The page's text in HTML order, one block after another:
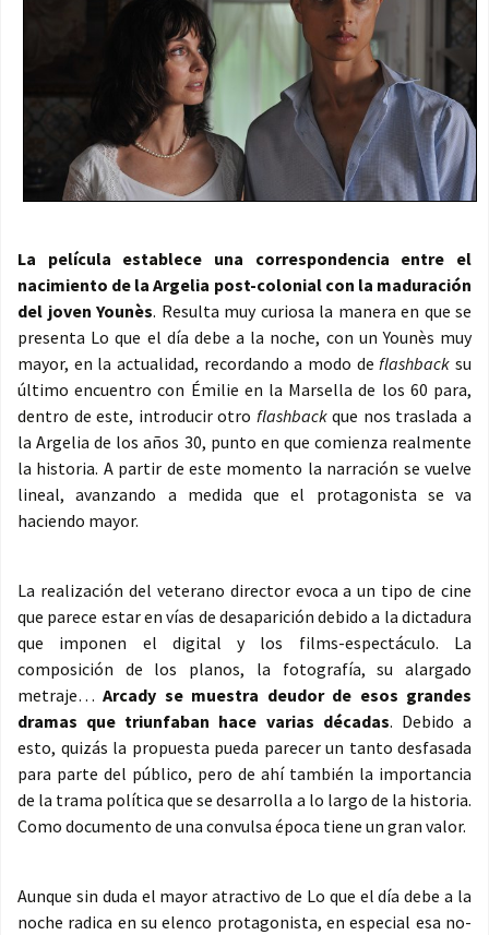
La película establece una correspondencia entre el
nacimiento de la Argelia post-colonial con la maduración
del joven Younès. Resulta muy curiosa la manera en que se
presenta Lo que el día debe a la noche, con un Younès muy
mayor, en la actualidad, recordando a modo deflashback su
último encuentro con Émilie en la Marsella de los 60 para,
dentro de este, introducir otro flashbackque nos traslada a
la Argelia de los años 30, punto en que comienza realmente
la historia. A partir de este momento la narración se vuelve
lineal, avanzando a medida que el protagonista se va
haciendo mayor.
La realización del veterano director evoca a un tipo de cine
que parece estar en vías de desaparición debido a la dictadura
que imponen el digital y los films-espectáculo. La
composición de los planos, la fotografía, su alargado
metraje…Arcady se muestra deudor de esos grandes
dramas que triunfaban hace varias décadas. Debido a
esto, quizás la propuesta pueda parecer un tanto desfasada
para parte del público, pero de ahí también la importancia
de la trama política que se desarrolla a lo largo de la historia.
Como documento de una convulsa época tiene un gran valor.
Aunque sin duda el mayor atractivo de Lo que el día debe a la
noche radica en su elenco protagonista, en especial esa no-